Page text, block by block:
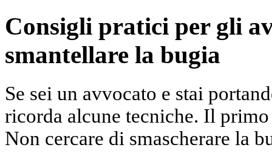
Consigli pratici per gli
smantellare la bugia
Se sei un avvocato e stai
ricorda alcune tecniche. Il
Non cercare di smascherare la